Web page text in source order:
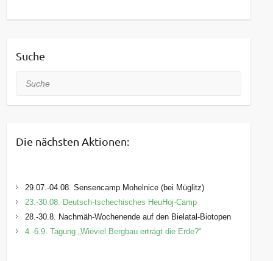
Suche
Suche
Die nächsten Aktionen:
29.07.-04.08. Sensencamp Mohelnice (bei Müglitz)
23.-30.08. Deutsch-tschechisches HeuHoj-Camp
28.-30.8. Nachmäh-Wochenende auf den Bielatal-Biotopen
4.-6.9. Tagung „Wieviel Bergbau erträgt die Erde?“